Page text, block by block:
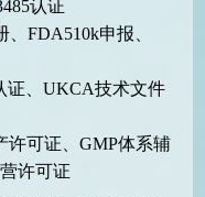
认证
FDA510k申报、
证、UKCA技术文件
许可证、GMP体系辅
许可证